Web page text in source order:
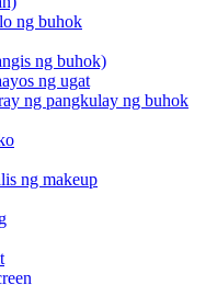
ng buhok
ng buhok)
ng ugat
ng pangkulay ng buhok
ng makeup